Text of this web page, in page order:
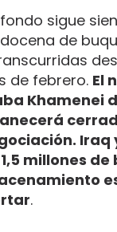
sigue
de
de febrero. El
Khamenei
Iraq
millones
.